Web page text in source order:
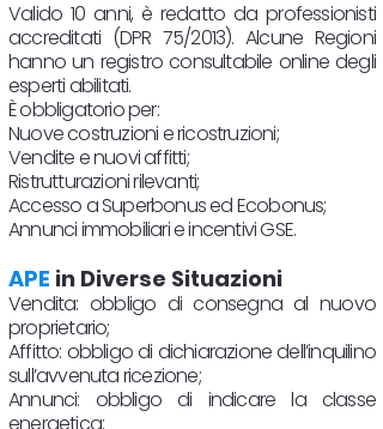
Valido 10 anni, è redatto da professionisti
accreditati (DPR 75/2013). Alcune Regioni
hanno un registro consultabile online degli
esperti abilitati.
È obbligatorio per:
Nuove costruzioni e ricostruzioni;
Vendite e nuovi affitti;
Ristrutturazioni rilevanti;
Accesso a Superbonus ed Ecobonus;
Annunci immobiliari e incentivi GSE.
APE in Diverse Situazioni
Vendita: obbligo di consegna al nuovo
proprietario;
Affitto: obbligo di dichiarazione dell’inquilino
sull’avvenuta ricezione;
Annunci: obbligo di indicare la classe